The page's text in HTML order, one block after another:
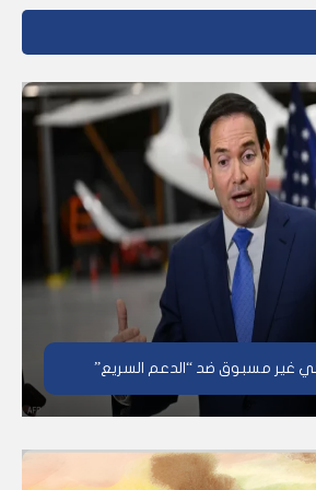
غير مسبوق ضد “الدعم السريع”